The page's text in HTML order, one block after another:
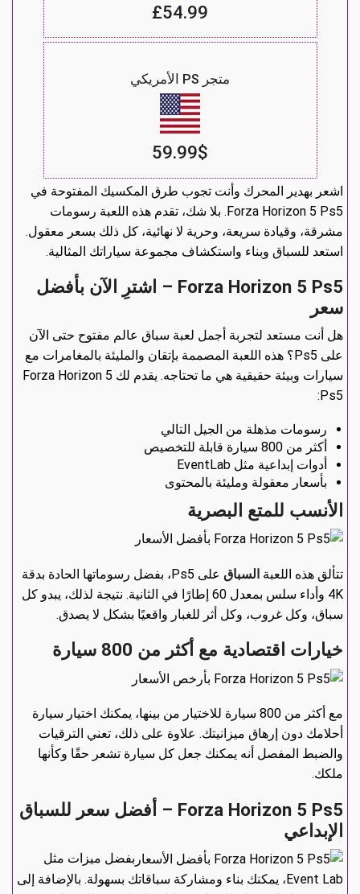
£54.99
متجر PS الأمريكي
59.99$
اشعر بهدير المحرك وأنت تجوب طرق المكسيك المفتوحة في
Forza Horizon 5 Ps5. بلا شك، تقدم هذه اللعبة رسومات
مشرقة، وقيادة سريعة، وحرية لا نهائية، كل ذلك بسعر معقول.
استعد للسباق وبناء واستكشاف مجموعة سياراتك المثالية.
Forza Horizon 5 Ps5 – اشترِ الآن بأفضل
سعر
هل أنت مستعد لتجربة أجمل لعبة سباق عالم مفتوح حتى الآن
على Ps5؟ هذه اللعبة المصممة بإتقان والمليئة بالمغامرات مع
سيارات وبيئة حقيقية هي ما تحتاجه. يقدم لك Forza Horizon 5
Ps5:
رسومات مذهلة من الجيل التالي
أكثر من 800 سيارة قابلة للتخصيص
أدوات إبداعية مثل EventLab
بأسعار معقولة ومليئة بالمحتوى
الأنسب للمتع البصرية
تتألق هذه اللعبة السباق
على Ps5، بفضل رسوماتها الحادة بدقة
4K وأداء سلس بمعدل 60 إطارًا في الثانية. نتيجة لذلك، يبدو كل
سباق، وكل غروب، وكل أثر للغبار واقعيًا بشكل لا يصدق.
خيارات اقتصادية مع أكثر من 800 سيارة
مع أكثر من 800 سيارة للاختيار من بينها، يمكنك اختيار سيارة
أحلامك دون إرهاق ميزانيتك. علاوة على ذلك، تعني الترقيات
والضبط المفصل أنه يمكنك جعل كل سيارة تشعر حقًا وكأنها
ملكك.
Forza Horizon 5 Ps5 – أفضل سعر للسباق
الإبداعي
بفضل ميزات مثل
Event Lab، يمكنك بناء ومشاركة سباقاتك بسهولة. بالإضافة إلى